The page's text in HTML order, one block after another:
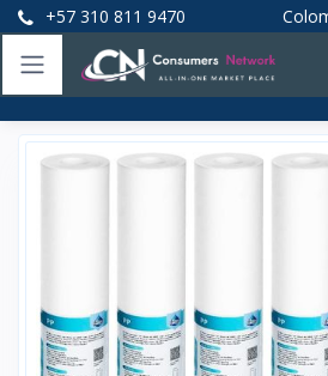
+57 310 811 9470